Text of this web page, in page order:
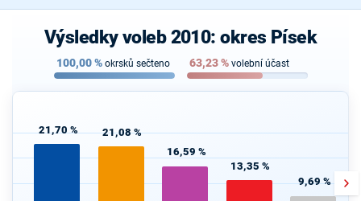
Výsledky voleb 2010: okres Písek
100,00% okrsků sečteno 63,23% volební účast
21,70 % 21,08 %
16,59 %
13,35 %
9,69 %